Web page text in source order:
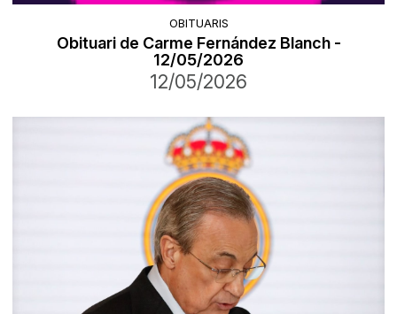
OBITUARIS
Obituari de Carme Fernández Blanch -
12/05/2026
12/05/2026